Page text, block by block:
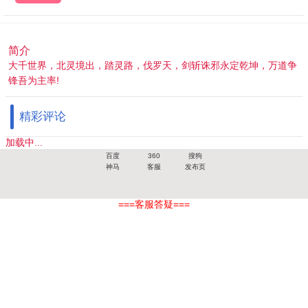
简介
大千世界，北灵境出，踏灵路，伐罗天，剑斩诛邪永定乾坤，万道争
锋吾为主率!
精彩评论
加载中...
百度 360
搜狗
神马
客服 发布页
===客服答疑===